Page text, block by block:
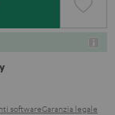
softwareGaranzia legale